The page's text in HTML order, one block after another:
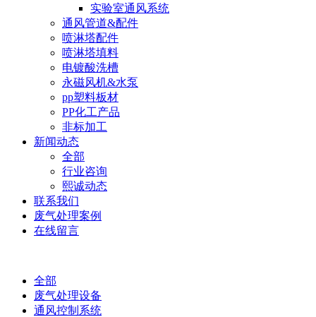
实验室通风系统
通风管道&配件
喷淋塔配件
喷淋塔填料
电镀酸洗槽
永磁风机&水泵
pp塑料板材
PP化工产品
非标加工
新闻动态
全部
行业咨询
熙诚动态
联系我们
废气处理案例
在线留言
全部
废气处理设备
通风控制系统